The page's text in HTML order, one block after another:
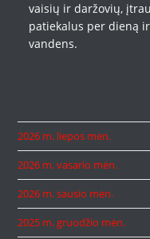
vaisių ir daržovių,
patiekalus per dieną
vandens.
2026 m. liepos mėn.
2026 m. vasario mėn.
2026 m. sausio mėn.
2025 m. gruodžio mėn.